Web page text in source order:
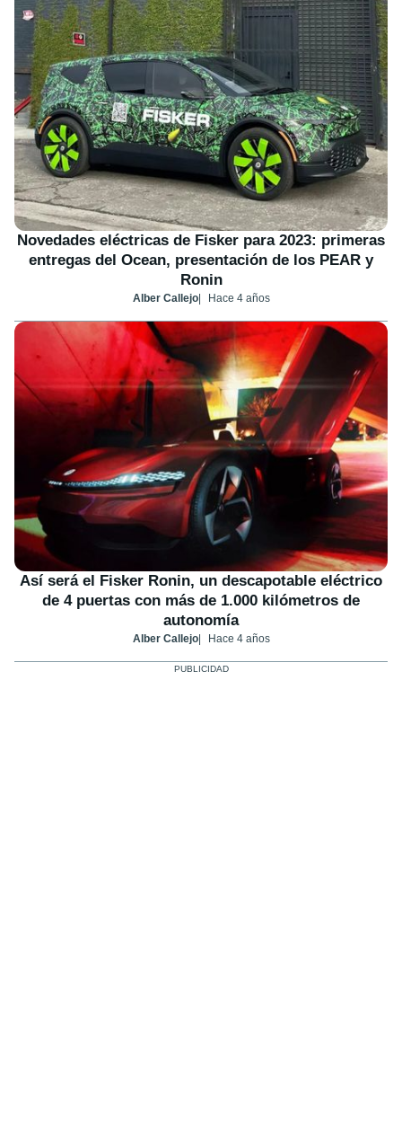
Novedades eléctricas de Fisker para 2023: primeras
entregas del Ocean, presentación de los PEAR y
Ronin
Alber Callejo Hace 4 años
Así será el Fisker Ronin, un descapotable eléctrico
de 4 puertas con más de 1.000 kilómetros de
autonomía
Alber Callejo Hace 4 años